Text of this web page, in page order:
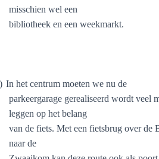
misschien wel een
bibliotheek en een weekmarkt.
In het centrum moeten we nu de
parkeergarage gerealiseerd wordt veel
leggen op het belang
van de fiets. Met een fietsbrug over de
naar de